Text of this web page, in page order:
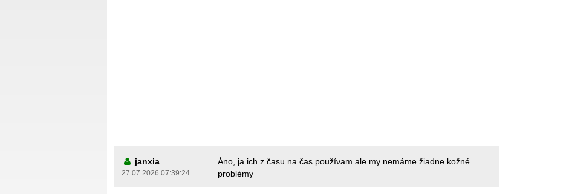
janxia
27.07.2026 07:39:24
Áno, ja ich z času na čas používam ale my nemáme žiadne kožné
problémy